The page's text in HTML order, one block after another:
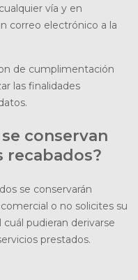
vía y en
correo electrónico a la
de cumplimentación
las finalidades
conservan
recabados?
se conservarán
o no solicites su
pudieran derivarse
prestados.